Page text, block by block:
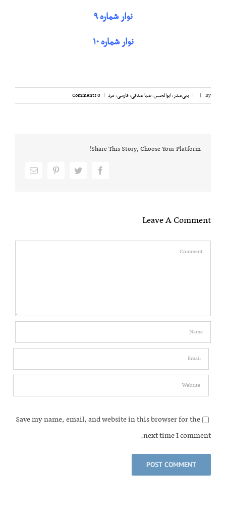
نوار شماره ۹
نوار شماره ۱۰
By
|
| بنی‌صدر، ابوالحسن,ضیا صدقی,فارسی,مرد |
0 Comments
Share This Story, Choose Your Platform!
facebook
twitter
pinterest
Email
Leave A Comment
Comment
Save my name, email, and website in this browser for the
next time I comment.